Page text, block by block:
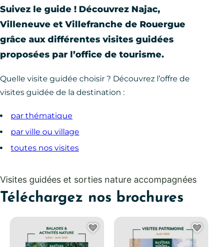
Suivez le guide ! Découvrez Najac,
Villeneuve et Villefranche de Rouergue
grâce aux différentes visites guidées
proposées par l’office de tourisme.
Quelle visite guidée choisir ? Découvrez l’offre de
visites guidée de la destination :
par thématique
par ville ou village
toutes nos visites
Visites guidées et sorties nature accompagnées
Téléchargez nos brochures
Ajouter cette page au